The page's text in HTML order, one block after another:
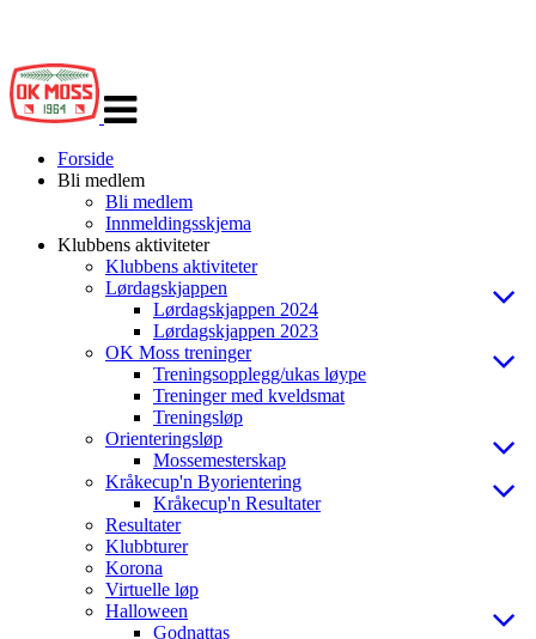
navigasjon
Forside
Bli medlem
Bli medlem
Innmeldingsskjema
Klubbens aktiviteter
Klubbens aktiviteter
Lørdagskjappen
Lørdagskjappen 2024
Lørdagskjappen 2023
OK Moss treninger
Treningsopplegg/ukas løype
Treninger med kveldsmat
Treningsløp
Orienteringsløp
Mossemesterskap
Kråkecup'n Byorientering
Kråkecup'n Resultater
Resultater
Klubbturer
Korona
Virtuelle løp
Halloween
Godnattas